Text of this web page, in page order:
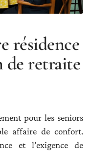
résidence
de retraite
pour les seniors
affaire de confort.
et l’exigence de